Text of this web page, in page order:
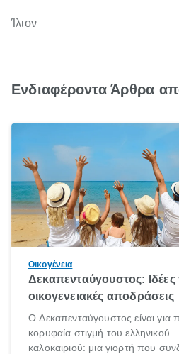
Ίλιον
Ενδιαφέροντα Άρθρα
Οικογένεια
Δεκαπενταύγουστος: Ιδέες
οικογενειακές αποδράσεις
Ο Δεκαπενταύγουστος είναι για
κορυφαία στιγμή του ελληνικού
καλοκαιριού: μια γιορτή που